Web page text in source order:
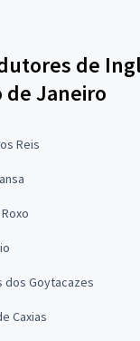
de
de Janeiro
Reis
dos Goytacazes
Caxias